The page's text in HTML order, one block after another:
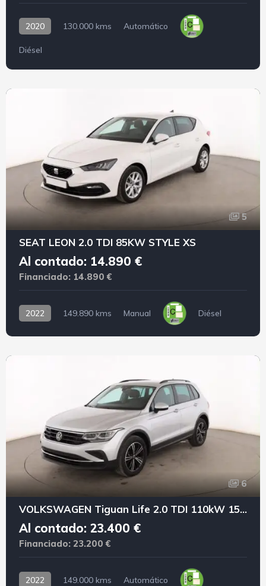
2020 130.000 kms Automático
Diésel
5
SEAT LEON 2.0 TDI 85KW STYLE XS
Al contado: 14.890 €
Financiado: 14.890 €
2022 149.890 kms Manual Diésel
6
VOLKSWAGEN Tiguan Life 2.0 TDI 110kW 150CV DSG
Al contado: 23.400 €
Financiado: 23.200 €
2022 149.000 kms Automático